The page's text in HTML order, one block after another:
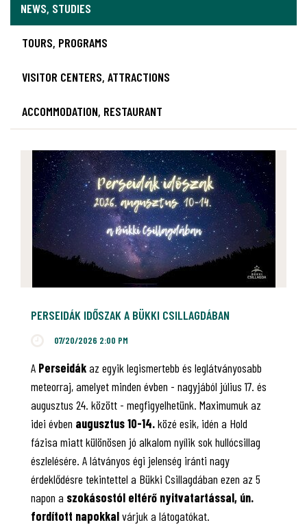
NEWS, STUDIES
TOURS, PROGRAMS
VISITOR CENTERS, ATTRACTIONS
ACCOMMODATION, RESTAURANT
PERSEIDÁK IDŐSZAK A BÜKKI CSILLAGDÁBAN
07/20/2026 2:00 PM
A Perseidákaz egyik legismertebb és leglátványosabb
meteorraj, amelyet minden évben - nagyjából július 17. és
augusztus 24. között - megfigyelhetünk. Maximumuk az
idei évben augusztus 10-14.közé esik, idén a Hold
fázisa miatt különösen jó alkalom nyílik sok hullócsillag
észlelésére. A látványos égi jelenség iránti nagy
érdeklődésre tekintettel a Bükki Csillagdában ezen az 5
napon a szokásostól eltérő nyitvatartással, ún.
fordított napokkalvárjuk a látogatókat.